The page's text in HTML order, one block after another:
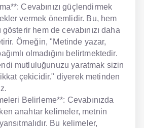
Cevabınızı güçlendirmek
vermek önemlidir. Bu, hem
gösterir hem de cevabınızı daha
Örneğin, "Metinde yazar,
olmadığını belirtmektedir.
mutluluğunuzu yaratmak sizin
çekicidir." diyerek metinden
Belirleme**: Cevabınızda
anahtar kelimeler, metnin
Bu kelimeler,